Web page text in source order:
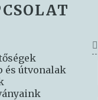
és útvonalak